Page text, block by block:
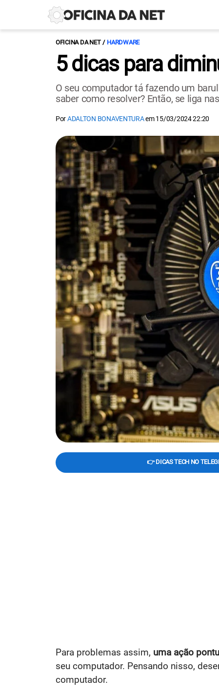
OFICINA DA NET HARDWARE
5 dicas para
O seu computador tá fazendo um
saber como resolver? Então, se liga
PorADALTON BONAVENTURAem15/03/2024 22:20
👉 DICAS TECH NO
Para problemas assim, uma ação
seu computador. Pensando nisso,
computador.